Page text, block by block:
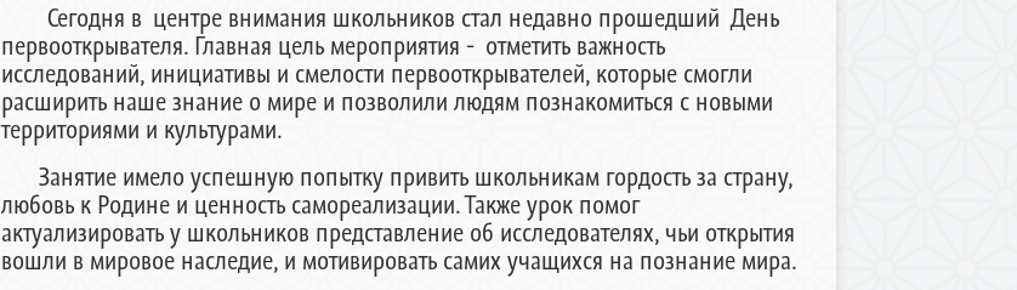
Сегодня в центре внимания школьников стал недавно прошедший День
первооткрывателя. Главная цель мероприятия - отметить важность
исследований, инициативы и смелости первооткрывателей, которые смогли
расширить наше знание о мире и позволили людям познакомиться с новыми
территориями и культурами.
Занятие имело успешную попытку привить школьникам гордость за страну,
любовь к Родине и ценность самореализации. Также урок помог
актуализировать у школьников представление об исследователях, чьи открытия
вошли в мировое наследие, и мотивировать самих учащихся на познание мира.